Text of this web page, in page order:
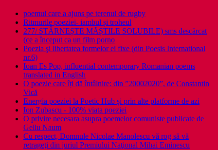
poemul care a ajuns pe terenul de rugby
Ritmurile poeziei- iambul și troheul
277/ STÂRNEȘTE MĂȘTILE SOLUBILE) sms descărcat
(ce a început ca un film porno
Poezia şi libertatea formelor ei fixe (din Poesis International
nr.6)
Ioan Es Pop, influential contemporary Romanian poems
translated in English
O poezie care îți dă întâlnire: din ”20002020”, de Constantin
Vică
Energia poeziei la Poetic Hub și prin alte platforme de azi
Ion Zubascu - 100% viata poeziei
O privire necesara asupra poemelor comuniste publicate de
Gellu Naum
Cu respect, Domnule Nicolae Manolescu vă rog să vă
retrageţi din juriul Premiului Naţional Mihai Eminescu